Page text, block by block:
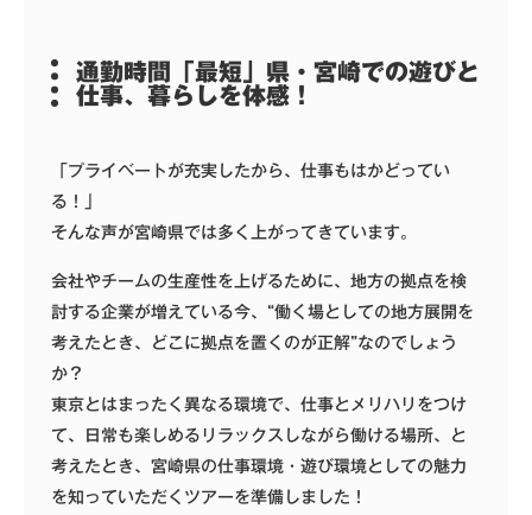
通勤時間「最短」県・宮崎での遊びと
仕事、暮らしを体感！
「プライベートが充実したから、仕事もはかどってい
る！」
そんな声が宮崎県では多く上がってきています。
会社やチームの生産性を上げるために、地方の拠点を検
討する企業が増えている今、“働く場としての地方展開を
考えたとき、どこに拠点を置くのが正解”なのでしょう
か？
東京とはまったく異なる環境で、仕事とメリハリをつけ
て、日常も楽しめるリラックスしながら働ける場所、と
考えたとき、宮崎県の仕事環境・遊び環境としての魅力
を知っていただくツアーを準備しました！